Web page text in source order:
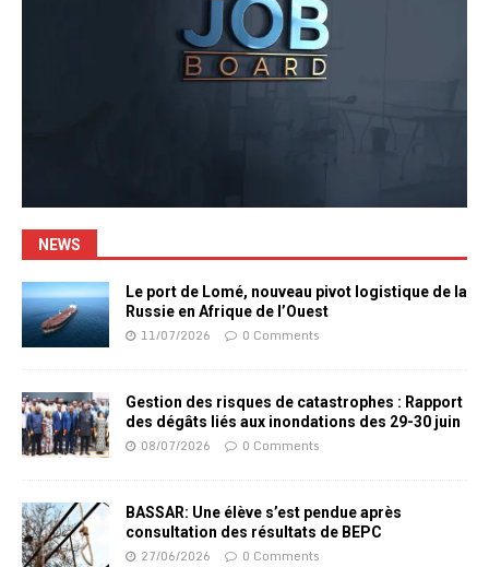
NEWS
Le port de Lomé, nouveau pivot logistique de la
Russie en Afrique de l’Ouest
11/07/2026 0 Comments
Gestion des risques de catastrophes : Rapport
des dégâts liés aux inondations des 29-30 juin
08/07/2026 0 Comments
BASSAR: Une élève s’est pendue après
consultation des résultats de BEPC
27/06/2026 0 Comments